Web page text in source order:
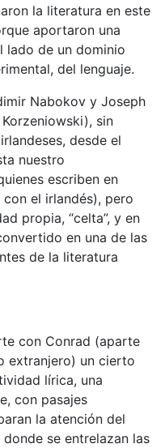
la literatura en este
aportaron una
lado de un dominio
del lenguaje.
Nabokov y Joseph
sin
desde el
nuestro
escriben en
el irlandés), pero
propia, “celta”, y en
en una de las
de la literatura
con Conrad (aparte
extranjero) un cierto
lírica, una
con pasajes
la atención del
se entrelazan las